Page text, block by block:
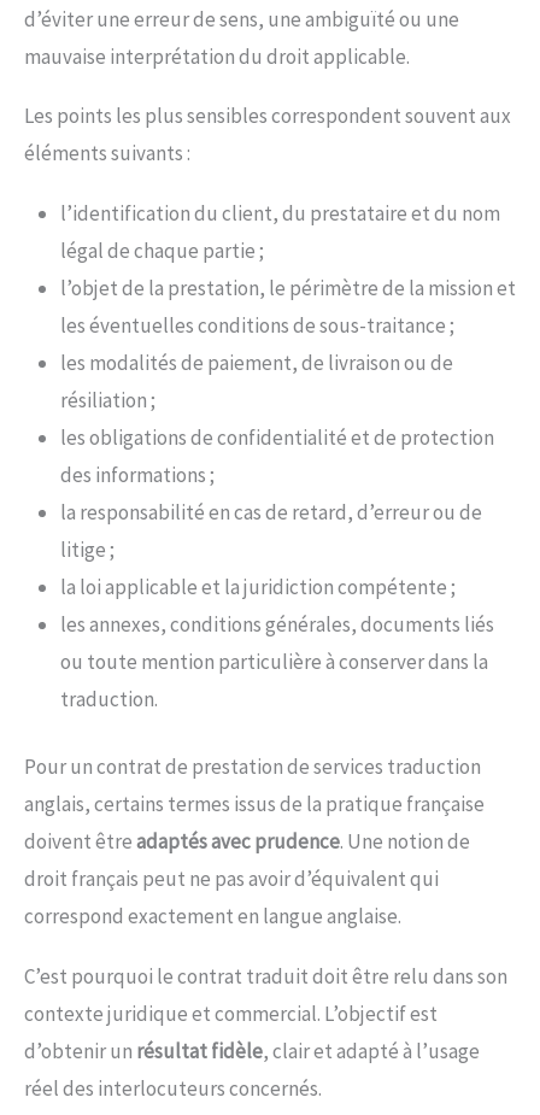
d’éviter une erreur de sens, une ambiguïté ou une
mauvaise interprétation du droit applicable.
Les points les plus sensibles correspondent souvent aux
éléments suivants :
l’identification du client, du prestataire et du nom
légal de chaque partie ;
l’objet de la prestation, le périmètre de la mission et
les éventuelles conditions de sous-traitance ;
les modalités de paiement, de livraison ou de
résiliation ;
les obligations de confidentialité et de protection
des informations ;
la responsabilité en cas de retard, d’erreur ou de
litige ;
la loi applicable et la juridiction compétente ;
les annexes, conditions générales, documents liés
ou toute mention particulière à conserver dans la
traduction.
Pour un contrat de prestation de services traduction
anglais, certains termes issus de la pratique française
doivent êtreadaptés avec prudence. Une notion de
droit français peut ne pas avoir d’équivalent qui
correspond exactement en langue anglaise.
C’est pourquoi le contrat traduit doit être relu dans son
contexte juridique et commercial. L’objectif est
d’obtenir un résultat fidèle, clair et adapté à l’usage
réel des interlocuteurs concernés.